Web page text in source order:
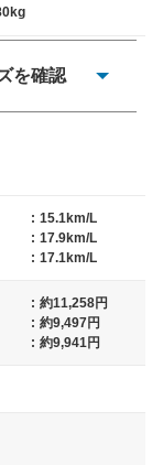
を確認
イズが標準値
: 15.1km/L
: 17.9km/L
: 17.1km/L
: 約11,258円
: 約9,497円
: 約9,941円